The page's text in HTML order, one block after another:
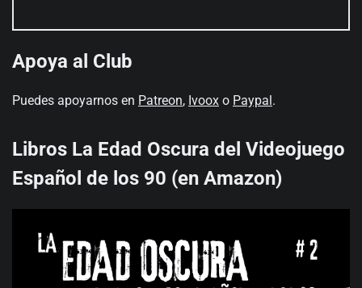
Apoya al Club
Puedes apoyarnos en Patreon, Ivoox o Paypal .
Libros La Edad Oscura del Videojuego
Español de los 90 (en Amazon)